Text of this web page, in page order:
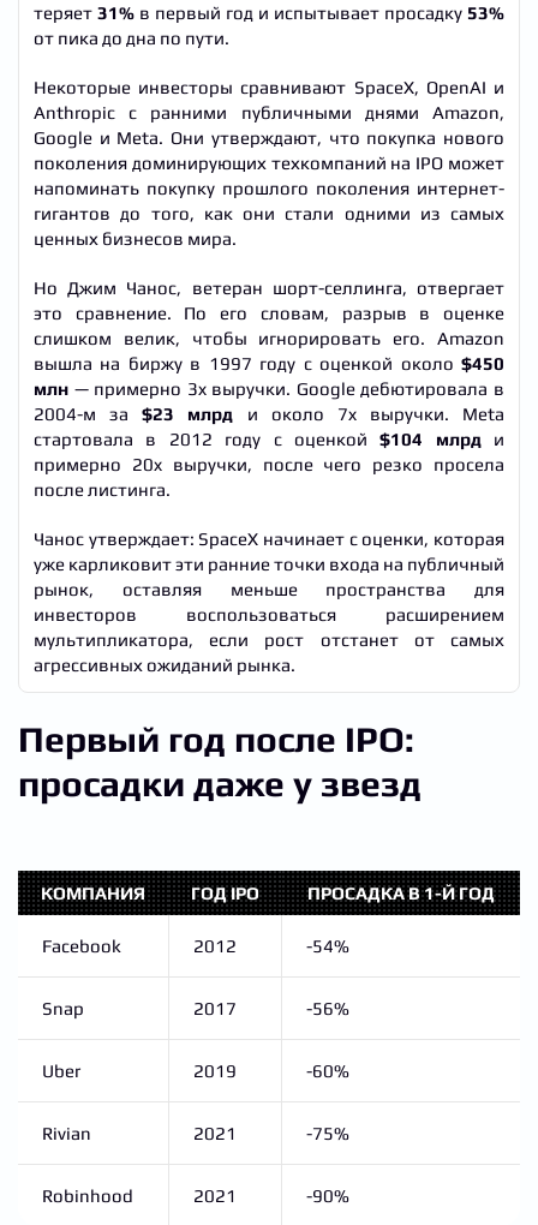
теряет 31% в первый год и испытывает просадку 53%
от пика до дна по пути.
Некоторые инвесторы сравнивают SpaceX, OpenAI и
Anthropic с ранними публичными днями Amazon,
Google и Meta. Они утверждают, что покупка нового
поколения доминирующих техкомпаний на IPO может
напоминать покупку прошлого поколения интернет-
гигантов до того, как они стали одними из самых
ценных бизнесов мира.
Но Джим Чанос, ветеран шорт-селлинга, отвергает
это сравнение. По его словам, разрыв в оценке
слишком велик, чтобы игнорировать его. Amazon
вышла на биржу в 1997 году с оценкой около $450
млн — примерно 3x выручки. Google дебютировала в
2004-м за$23 млрд и около 7x выручки. Meta
стартовала в 2012 году с оценкой$104 млрди
примерно 20x выручки, после чего резко просела
после листинга.
Чанос утверждает: SpaceX начинает с оценки, которая
уже карликовит эти ранние точки входа на публичный
рынок, оставляя меньше пространства для
инвесторов воспользоваться расширением
мультипликатора, если рост отстанет от самых
агрессивных ожиданий рынка.
Первый год после IPO:
просадки даже у звезд
КОМПАНИЯ ГОД IPO ПРОСАДКА В 1-Й ГОД
Facebook 2012 -54%
Snap 2017 -56%
Uber 2019 -60%
Rivian 2021 -75%
Robinhood 2021 -90%